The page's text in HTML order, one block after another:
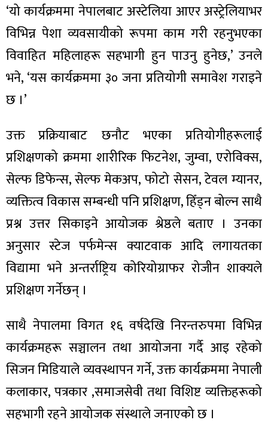
‘यो कार्यक्रममा नेपालबाट अस्टेलिया आएर अस्ट्रेलियाभर
विभिन्न पेशा व्यवसायीको रूपमा काम गरी रहनुभएका
विवाहित महिलाहरू सहभागी हुन पाउनु हुनेछ,’ उनले
भने, ‘यस कार्यक्रममा ३० जना प्रतियोगी समावेश गराइने
छ ।’
उक्त प्रक्रियाबाट छनौट भएका प्रतियोगीहरूलाई
प्रशिक्षणको क्रममा शारीरिक फिटनेश, जुम्वा, एरोविक्स,
सेल्फ डिफेन्स, सेल्फ मेकअप, फोटो सेसन, टेवल म्यानर,
व्यक्तित्व विकास सम्बन्धी पनि प्रशिक्षण, हिँड्न बोल्न साथै
प्रश्न उत्तर सिकाइने आयोजक श्रेष्ठले बताए । उनका
अनुसार स्टेज पर्फमेन्स क्याटवाक आदि लगायतका
विद्यामा भने अन्तर्राष्ट्रिय कोरियोग्राफर रोजीन शाक्यले
प्रशिक्षण गर्नेछन् ।
साथै नेपालमा विगत १६ वर्षदेखि निरन्तरुपमा विभिन्न
कार्यक्रमहरू सञ्चालन तथा आयोजना गर्दै आइ रहेको
सिजन मिडियाले व्यवस्थापन गर्ने, उक्त कार्यक्रममा नेपाली
कलाकार, पत्रकार ,समाजसेवी तथा विशिष्ट व्यक्तिहरूको
सहभागी रहने आयोजक संस्थाले जनाएको छ ।